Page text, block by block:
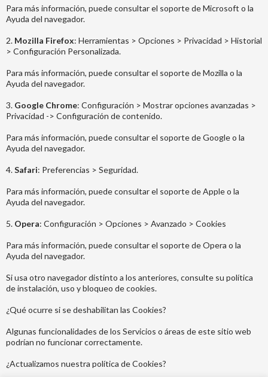
Para más información, puede consultar el soporte de Microsoft o la
Ayuda del navegador.
2. Mozilla Firefox: Herramientas > Opciones > Privacidad > Historial
> Configuración Personalizada.
Para más información, puede consultar el soporte de Mozilla o la
Ayuda del navegador.
3. Google Chrome: Configuración > Mostrar opciones avanzadas >
Privacidad -> Configuración de contenido.
Para más información, puede consultar el soporte de Google o la
Ayuda del navegador.
4.Safari: Preferencias > Seguridad.
Para más información, puede consultar el soporte de Apple o la
Ayuda del navegador.
5. Opera: Configuración > Opciones > Avanzado > Cookies
Para más información, puede consultar el soporte de Opera o la
Ayuda del navegador.
Si usa otro navegador distinto a los anteriores, consulte su política
de instalación, uso y bloqueo de cookies.
¿Qué ocurre si se deshabilitan las Cookies?
Algunas funcionalidades de los Servicios o áreas de este sitio web
podrían no funcionar correctamente.
¿Actualizamos nuestra política de Cookies?